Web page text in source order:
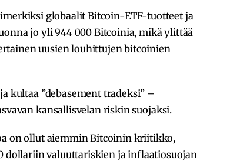
globaalit Bitcoin-ETF-tuotteet ja
jo yli 944 000 Bitcoinia, mikä ylittää
uusien louhittujen bitcoinien
kultaa ”debasement tradeksi” –
kansallisvelan riskin suojaksi.
on ollut aiemmin Bitcoinin kriitikko,
dollariin valuuttariskien ja inflaatiosuojan